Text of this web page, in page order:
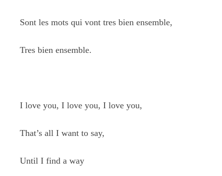
Sont les mots qui vont tres bien ensemble,
Tres bien ensemble.
I love you, I love you, I love you,
That’s all I want to say,
Until I find a way